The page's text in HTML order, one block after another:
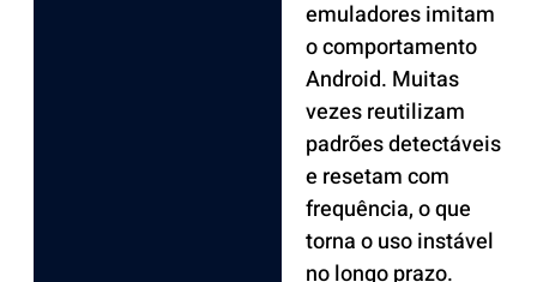
emuladores imitam
o comportamento
Android. Muitas
vezes reutilizam
padrões detectáveis
e resetam com
frequência, o que
torna o uso instável
no longo prazo.